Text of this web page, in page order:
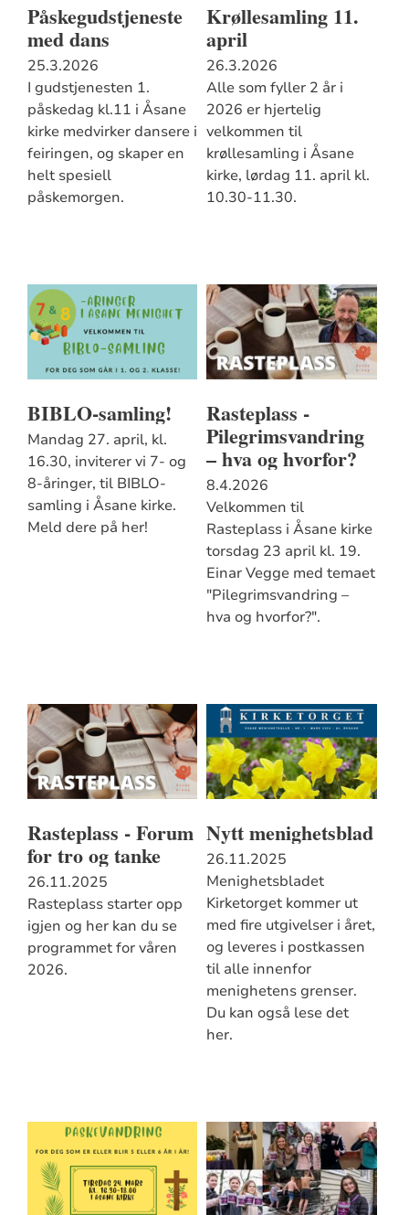
Påskegudstjeneste
med dans
25.3.2026
I gudstjenesten 1.
påskedag kl.11 i Åsane
kirke medvirker dansere i
feiringen, og skaper en
helt spesiell
påskemorgen.
Krøllesamling 11.
april
26.3.2026
Alle som fyller 2 år i
2026 er hjertelig
velkommen til
krøllesamling i Åsane
kirke, lørdag 11. april kl.
10.30-11.30.
BIBLO-samling!
Mandag 27. april, kl.
16.30, inviterer vi 7- og
8-åringer, til BIBLO-
samling i Åsane kirke.
Meld dere på her!
Rasteplass -
Pilegrimsvandring
– hva og hvorfor?
8.4.2026
Velkommen til
Rasteplass i Åsane kirke
torsdag 23 april kl. 19.
Einar Vegge med temaet
"Pilegrimsvandring –
hva og hvorfor?".
Rasteplass - Forum
for tro og tanke
26.11.2025
Rasteplass starter opp
igjen og her kan du se
programmet for våren
2026.
Nytt menighetsblad
26.11.2025
Menighetsbladet
Kirketorget kommer ut
med fire utgivelser i året,
og leveres i postkassen
til alle innenfor
menighetens grenser.
Du kan også lese det
her.